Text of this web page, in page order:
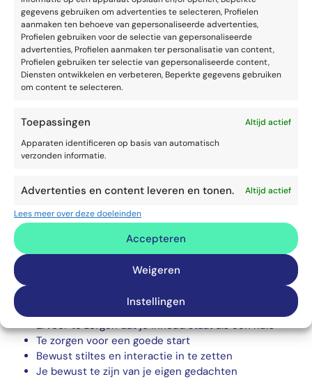
gegevens gebruiken om advertenties te selecteren, Profielen
aanmaken ten behoeve van gepersonaliseerde advertenties,
Profielen gebruiken voor de selectie van gepersonaliseerde
advertenties, Profielen aanmaken ter personalisatie van content,
Profielen gebruiken ter selectie van gepersonaliseerde content,
Diensten ontwikkelen en verbeteren, Beperkte gegevens gebruiken
om content te selecteren.
Toepassingen
Altijd actief
Apparaten identificeren op basis van automatisch
verzonden informatie.
Advertenties en content leveren en tonen. Altijd actief
Lees meer over deze doeleinden
Accepteren
Weigeren
Instellingen
Maar wees gerust: niemand let zo scherp op jou als jijzelf.
Je bent niet aan het solliciteren. De meeste mensen zijn
niet bezig met jou, maar met hun eigen agenda en zorgen.
Jij bent er om je publiek te helpen om:
Een onderwerp te begrijpen
Hen een stapje verder te brengen
Het is geen sprekerswedstrijd. Je hoeft niet de beste te
zijn. Zolang je maar doet wat hier nodig is: met deze
Tot slot
Het Spotlight-effect kan hardnekkig zijn. Gelukkig zijn er
handige tools om je te helpen ervanaf te komen. Je komt
al een heel eind door anders te kijken naar je presentatie
en je zenuwen werkbaar te maken. Bijvoorbeeld door:
Ervoor te zorgen dat je inhoud staat als een huis
Te zorgen voor een goede start
Bewust stiltes en interactie in te zetten
Je bewust te zijn van je eigen gedachten